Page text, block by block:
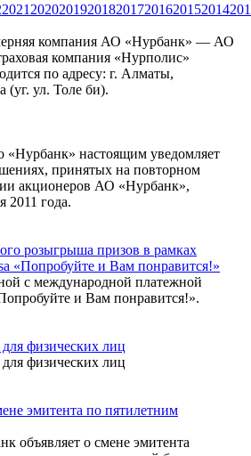
2021 2020201920182017201620152014
компания АО «Нурбанк» — АО
компания «Нурполис»
по адресу: г. Алматы,
(уг. ул. Толе би).
«Нурбанк» настоящим уведомляет
принятых на повторном
акционеров АО «Нурбанк»,
2011 года.
розыгрыша призов в рамках
«Попробуйте и Вам понравится!»
с международной платежной
и Вам понравится!».
физических лиц
физических лиц
эмитента по пятилетним
о смене эмитента